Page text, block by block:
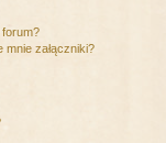
forum?
załączniki?